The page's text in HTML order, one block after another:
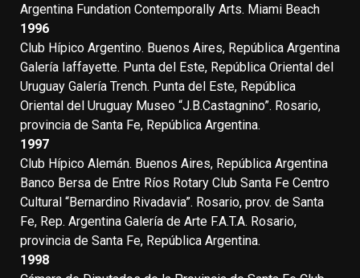
Argentina Fundation Contemporally Arts. Miami Beach
1996
Club Hípico Argentino. Buenos Aires, República Argentina
Galería Iaffayette. Punta del Este, República Oriental del
Uruguay Galería Trench. Punta del Este, República
Oriental del Uruguay Museo “J.B.Castagnino”. Rosario,
provincia de Santa Fe, República Argentina.
1997
Club Hípico Alemán. Buenos Aires, República Argentina
Banco Bersa de Entre Ríos Rotary Club Santa Fe Centro
Cultural “Bernardino Rivadavia”. Rosario, prov. de Santa
Fe, Rep. Argentina Galería de Arte F.A.T.A. Rosario,
provincia de Santa Fe, República Argentina.
1998